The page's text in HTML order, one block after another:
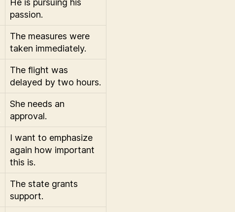
He is pursuing his
passion.
The measures were
taken immediately.
The flight was
delayed by two hours.
She needs an
approval.
I want to emphasize
again how important
this is.
The state grants
support.